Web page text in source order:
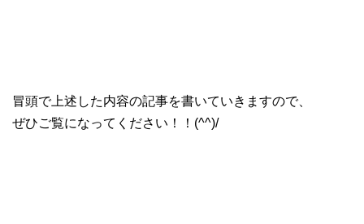
冒頭で上述した内容の記事を書いていきますので、
ぜひご覧になってください！！(^^)/